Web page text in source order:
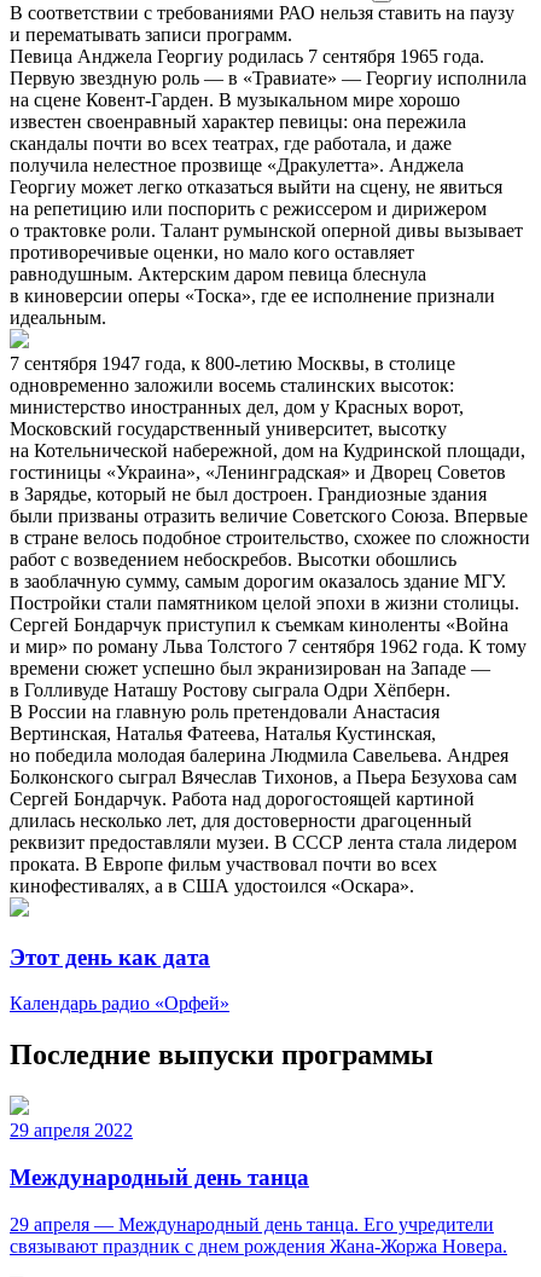
В соответствии с требованиями РАО нельзя ставить на паузу
и перематывать записи программ.
Певица Анджела Георгиу родилась 7 сентября 1965 года.
Первую звездную роль — в «Травиате» — Георгиу исполнила
на сцене Ковент-Гарден. В музыкальном мире хорошо
известен своенравный характер певицы: она пережила
скандалы почти во всех театрах, где работала, и даже
получила нелестное прозвище «Дракулетта». Анджела
Георгиу может легко отказаться выйти на сцену, не явиться
на репетицию или поспорить с режиссером и дирижером
о трактовке роли. Талант румынской оперной дивы вызывает
противоречивые оценки, но мало кого оставляет
равнодушным. Актерским даром певица блеснула
в киноверсии оперы «Тоска», где ее исполнение признали
идеальным.
7 сентября 1947 года, к 800-летию Москвы, в столице
одновременно заложили восемь сталинских высоток:
министерство иностранных дел, дом у Красных ворот,
Московский государственный университет, высотку
на Котельнической набережной, дом на Кудринской площади,
гостиницы «Украина», «Ленинградская» и Дворец Советов
в Зарядье, который не был достроен. Грандиозные здания
были призваны отразить величие Советского Союза. Впервые
в стране велось подобное строительство, схожее по сложности
работ с возведением небоскребов. Высотки обошлись
в заоблачную сумму, самым дорогим оказалось здание МГУ.
Постройки стали памятником целой эпохи в жизни столицы.
Сергей Бондарчук приступил к съемкам киноленты «Война
и мир» по роману Льва Толстого 7 сентября 1962 года. К тому
времени сюжет успешно был экранизирован на Западе —
в Голливуде Наташу Ростову сыграла Одри Хёпберн.
В России на главную роль претендовали Анастасия
Вертинская, Наталья Фатеева, Наталья Кустинская,
но победила молодая балерина Людмила Савельева. Андрея
Болконского сыграл Вячеслав Тихонов, а Пьера Безухова сам
Сергей Бондарчук. Работа над дорогостоящей картиной
длилась несколько лет, для достоверности драгоценный
реквизит предоставляли музеи. В СССР лента стала лидером
проката. В Европе фильм участвовал почти во всех
кинофестивалях, а в США удостоился «Оскара».
Этот день как дата
Календарь радио «Орфей»
Последние выпуски программы
29 апреля 2022
Международный день танца
29 апреля — Международный день танца. Его учредители
связывают праздник с днем рождения Жана-Жоржа Новера.